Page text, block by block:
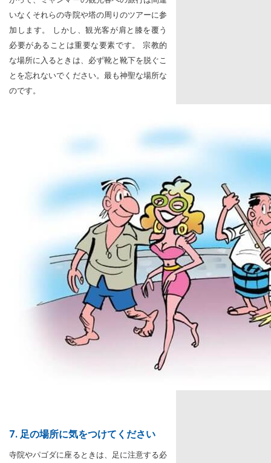
いなくそれらの寺院や塔の周りのツアーに参
加します。 しかし、観光客が肩と膝を覆う
必要があることは重要な要素です。 宗教的
な場所に入るときは、必ず靴と靴下を脱ぐこ
とを忘れないでください。最も神聖な場所な
のです。
7. 足の場所に気をつけてください
寺院やパゴダに座るときは、足に注意する必